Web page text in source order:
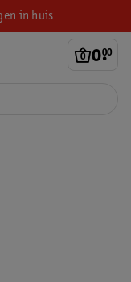
in huis
0.
00